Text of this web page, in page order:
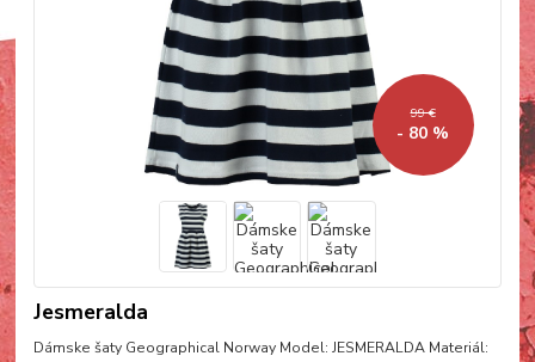
99 €
- 80 %
Jesmeralda
Dámske šaty Geographical Norway Model: JESMERALDA Materiál: